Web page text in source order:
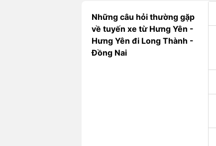
Những câu hỏi thường gặp
về tuyến xe từ Hưng Yên -
Hưng Yên đi Long Thành -
Đồng Nai